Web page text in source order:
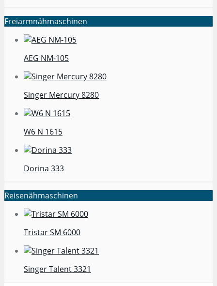
Freiarmnähmaschinen
AEG NM-105
Singer Mercury 8280
W6 N 1615
Dorina 333
Reisenähmaschinen
Tristar SM 6000
Singer Talent 3321